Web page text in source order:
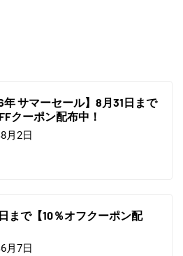
年 サマーセール】8月31日まで
クーポン配布中！
月2日
まで【10％オフクーポン配
月7日